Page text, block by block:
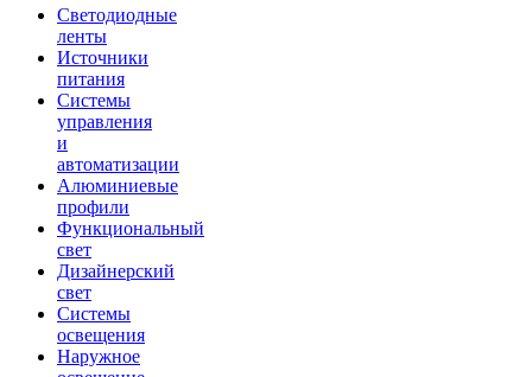
Светодиодные
ленты
Источники
питания
Системы
управления
и
автоматизации
Алюминиевые
профили
Функциональный
свет
Дизайнерский
свет
Системы
освещения
Наружное